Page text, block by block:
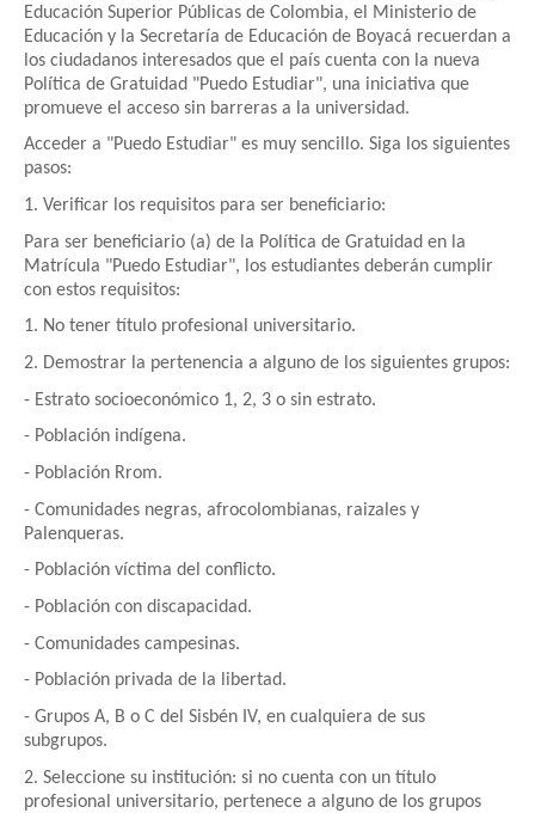
Educación Superior Públicas de Colombia, el Ministerio de
Educación y la Secretaría de Educación de Boyacá recuerdan a
los ciudadanos interesados que el país cuenta con la nueva
Política de Gratuidad "Puedo Estudiar", una iniciativa que
promueve el acceso sin barreras a la universidad.
Acceder a "Puedo Estudiar" es muy sencillo. Siga los siguientes
pasos:
1. Verificar los requisitos para ser beneficiario:
Para ser beneficiario (a) de la Política de Gratuidad en la
Matrícula "Puedo Estudiar", los estudiantes deberán cumplir
con estos requisitos:
1. No tener título profesional universitario.
2. Demostrar la pertenencia a alguno de los siguientes grupos:
- Estrato socioeconómico 1, 2, 3 o sin estrato.
- Población indígena.
- Población Rrom.
- Comunidades negras, afrocolombianas, raizales y
Palenqueras.
- Población víctima del conflicto.
- Población con discapacidad.
- Comunidades campesinas.
- Población privada de la libertad.
- Grupos A, B o C del Sisbén IV, en cualquiera de sus
subgrupos.
2. Seleccione su institución: si no cuenta con un título
profesional universitario, pertenece a alguno de los grupos